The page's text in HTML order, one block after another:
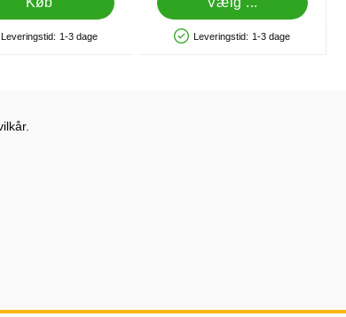
På lager
Leveringstid: 1-3 dage
Produkttilgængelighed: På lager
Leveringstid: 1-3 dage